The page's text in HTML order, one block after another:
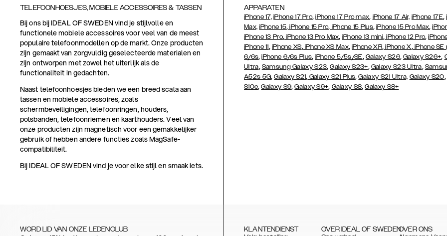
TELEFOONHOESJES, MOBIELE ACCESSOIRES & TASSEN
Bij ons bij IDEAL OF SWEDEN vind je stijlvolle en
functionele mobiele accessoires voor veel van de meest
populaire telefoonmodellen op de markt. Onze producten
zijn gemaakt van zorgvuldig geselecteerde materialen en
zijn ontworpen met zowel het uiterlijk als de
functionaliteit in gedachten.
Naast telefoonhoesjes bieden we een breed scala aan
tassen en mobiele accessoires, zoals
schermbeveiligingen, telefoonringen, houders,
polsbanden, telefoonriemen en kaarthouders. Veel van
onze producten zijn magnetisch voor een gemakkelijker
gebruik of hebben andere functies zoals MagSafe-
compatibiliteit.
Bij IDEAL OF SWEDEN vind je voor elke stijl en smaak iets.
APPARATEN
iPhone 17, iPhone 17 Pro,iPhone 17 Pro max, iPhone 17 Air, iPhone 17E,
Max, iPhone 15, iPhone 15 Pro, iPhone 15 Plus,iPhone 15 Pro Max,
iPhone 13 Pro, iPhone 13 Pro Max, iPhone 13 mini,iPhone 12 Pro,
iPhone 11, iPhone XS,iPhone XS Max,iPhone XR,iPhone X,iPhone
6/6s,iPhone 6/6s Plus,iPhone 5/5s/SE, Galaxy S26,Galaxy S26+,
Ultra, Samsung Galaxy S23,Galaxy S23+, Galaxy S23 Ultra,
A52s 5G,Galaxy S21, Galaxy S21 Plus,Galaxy S21 Ultra, Galaxy S20,
S10e,Galaxy S9,Galaxy S9+, Galaxy S8,Galaxy S8+
WORD LID VAN ONZE LEDENCLUB KLANTENDIENST OVER IDEAL OF SWEDENOVER ONS